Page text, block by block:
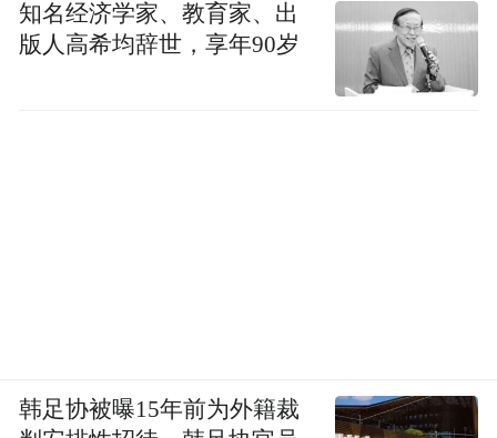
知名经济学家、教育家、出
版人高希均辞世，享年90岁
韩足协被曝15年前为外籍裁